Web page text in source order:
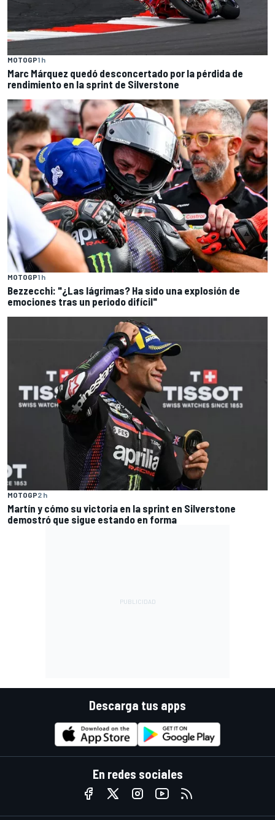
MOTOGP1 h
Marc Márquez quedó desconcertado por la pérdida de
rendimiento en la sprint de Silverstone
MOTOGP1 h
Bezzecchi: "¿Las lágrimas? Ha sido una explosión de
emociones tras un periodo difícil"
MOTOGP2 h
Martín y cómo su victoria en la sprint en Silverstone
demostró que sigue estando en forma
Descarga tus apps
En redes sociales